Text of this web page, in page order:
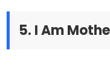
5. I Am